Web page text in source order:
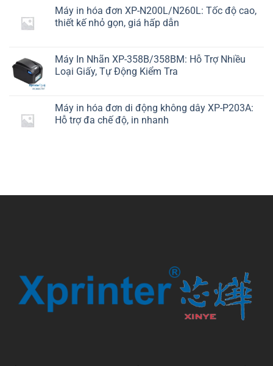
Máy in hóa đơn XP-N200L/N260L: Tốc độ cao,
thiết kế nhỏ gọn, giá hấp dẫn
Máy In Nhãn XP-358B/358BM: Hỗ Trợ Nhiều
Loại Giấy, Tự Động Kiểm Tra
Máy in hóa đơn di động không dây XP-P203A:
Hỗ trợ đa chế độ, in nhanh